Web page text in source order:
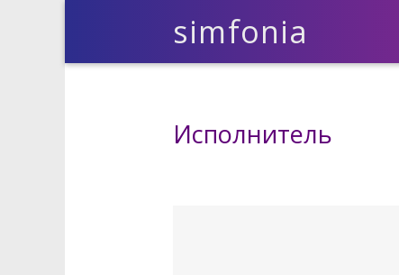
simfonia
Исполнитель